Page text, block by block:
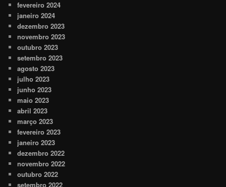
fevereiro 2024
janeiro 2024
dezembro 2023
novembro 2023
outubro 2023
setembro 2023
agosto 2023
julho 2023
junho 2023
maio 2023
abril 2023
março 2023
fevereiro 2023
janeiro 2023
dezembro 2022
novembro 2022
outubro 2022
setembro 2022